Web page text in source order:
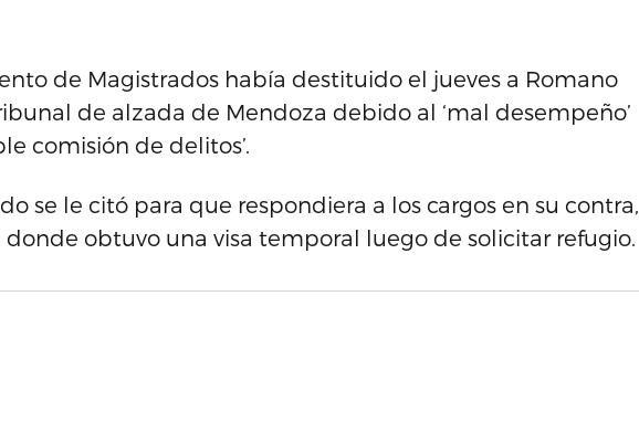
de Magistrados había destituido el jueves a Romano
de alzada de Mendoza debido al ‘mal desempeño’
comisión de delitos’.
se le citó para que respondiera a los cargos en su contra,
donde obtuvo una visa temporal luego de solicitar refugio.